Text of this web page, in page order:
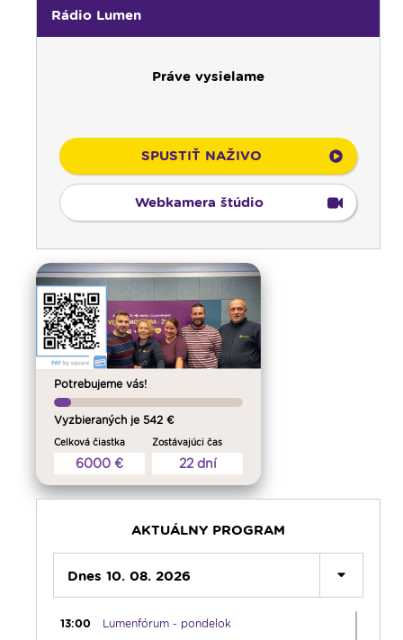
Rádio Lumen
Práve vysielame
SPUSTIŤ NAŽIVO
Webkamera štúdio
Potrebujeme vás!
Vyzbieraných je 542 €
Celková čiastka
6000 €
Zostávajúci čas
22 dní
AKTUÁLNY PROGRAM
Dnes 10. 08. 2026
00:00
Predel do nového dňa
00:01
Rozhlasová hra - repriza
01:00
Zaostrené - repríza
03:30
Pod vankúš
04:00
Radostný ruženec
04:25
Ďalekohľad - repríza zo soboty
04:50 Deň s modlitbou
05:15
Rádio Vatikán - SK (repríza)
05:30
Litánie loretánske
05:45
Ranné chvály
06:00 Lumenáda - pondelok (I.)
08:30
Emauzy - sv. omša 08:30
09:15
Lumenáda - pondelok (II.)
Príhovory Mons. Jozefa Haľka
12:00
Modlitba Anjel Pána + zamyslenie
12:10
Hudobný aperitív
12:30
Biblia za rok
13:00
Lumenfórum - pondelok